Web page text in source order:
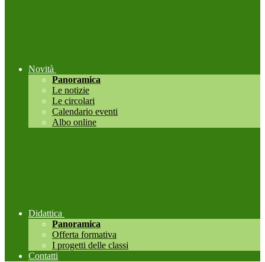
Novità
Panoramica
Le notizie
Le circolari
Calendario eventi
Albo online
Didattica
Panoramica
Offerta formativa
I progetti delle classi
Contatti